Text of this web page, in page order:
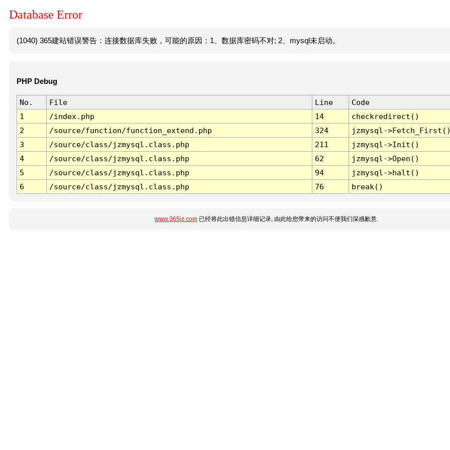
Database Error
(1040) 365建站错误警告：连接数据库失败，可能的原因：1、数据库密码不对; 2、mysql未启动。
PHP Debug
No. File Line
Code
1
/index.php 14
checkredirect()
2
/source/function/function_extend.php 324
jzmysql-
3
/source/class/jzmysql.class.php 211
jzmysql->Init()
4
/source/class/jzmysql.class.php 62
jzmysql->Open()
5
/source/class/jzmysql.class.php 94
jzmysql->halt()
6
/source/class/jzmysql.class.php 76 break()
www.365jz.com已经将此出错信息详细记录, 由此给您带来的访问不便我们深感歉意.